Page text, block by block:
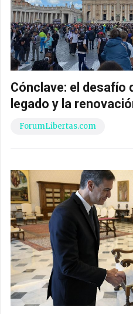
Cónclave: el desafío
legado y la
ForumLibertas.com